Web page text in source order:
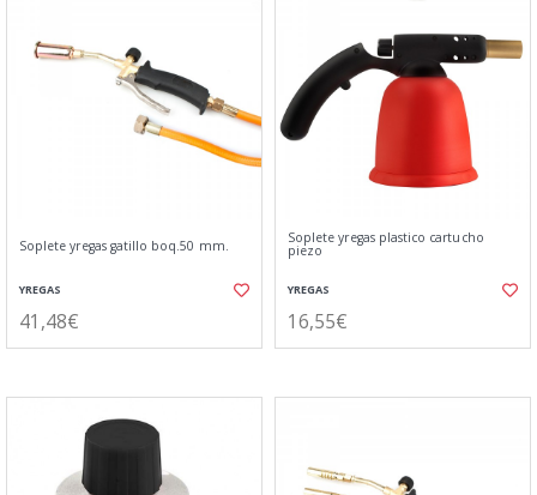
Soplete yregas gatillo boq.50 mm.
YREGAS
41,48€
Soplete yregas plastico cartucho
piezo
YREGAS
16,55€